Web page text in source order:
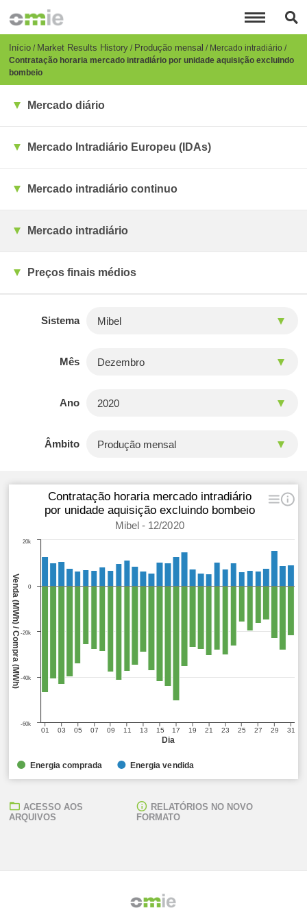
para
conteúdo
principal
Breadcrumb
Início Market Results History Produção mensal
Mercado intradiário
Contratação horaria mercado intradiário por unidade aquisição excluindo
bombeio
Mercado diário
Mercado Intradiário Europeu (IDAs)
Mercado intradiário continuo
Mercado intradiário
Preços finais médios
Sistema
Mês
Ano
Âmbito
Dia
Venda (MWh) / Compra (MWh)
Contratação horaria mercado intradiário
por unidade aquisição excluindo bombeio
Mibel - 12/2020
01 03 05 07 09 11 13 15 17 19 21 23 25 27 29 31
-60k
-40k
-20k
0
20k
Energia comprada Energia vendida
ACESSO AOS
ARQUIVOS
RELATÓRIOS NO NOVO
FORMATO